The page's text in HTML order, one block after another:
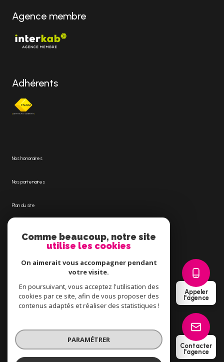
Appeler
l'agence
Contacter
l'agence
Agence membre
Adhérents
Nos honoraires
Nos partenaires
Plan du site
Cookies
© 2026 | Tous droits réservés
Comme beaucoup, notre site
utilise les cookies
On aimerait vous accompagner pendant
votre visite.
En poursuivant, vous acceptez l'utilisation des
cookies par ce site, afin de vous proposer des
contenus adaptés et réaliser des statistiques !
PARAMÉTRER